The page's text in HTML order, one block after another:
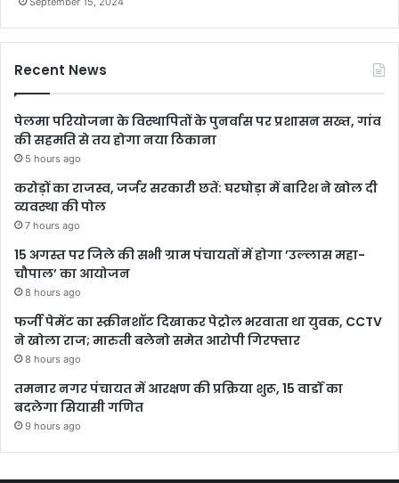
Recent News
पेलमा परियोजना के विस्थापितों के पुनर्वास पर प्रशासन सख्त, गांव
की सहमति से तय होगा नया ठिकाना
5 hours ago
करोड़ों का राजस्व, जर्जर सरकारी छतें: घरघोड़ा में बारिश ने खोल दी
व्यवस्था की पोल
7 hours ago
15 अगस्त पर जिले की सभी ग्राम पंचायतों में होगा ’उल्लास महा-
चौपाल’ का आयोजन
8 hours ago
फर्जी पेमेंट का स्क्रीनशॉट दिखाकर पेट्रोल भरवाता था युवक, CCTV
ने खोला राज; मारुती बलेनो समेत आरोपी गिरफ्तार
8 hours ago
तमनार नगर पंचायत में आरक्षण की प्रक्रिया शुरू, 15 वार्डों का
बदलेगा सियासी गणित
9 hours ago